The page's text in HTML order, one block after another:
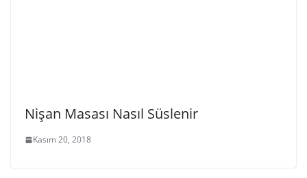
Nişan Masası Nasıl Süslenir
Kasım 20, 2018